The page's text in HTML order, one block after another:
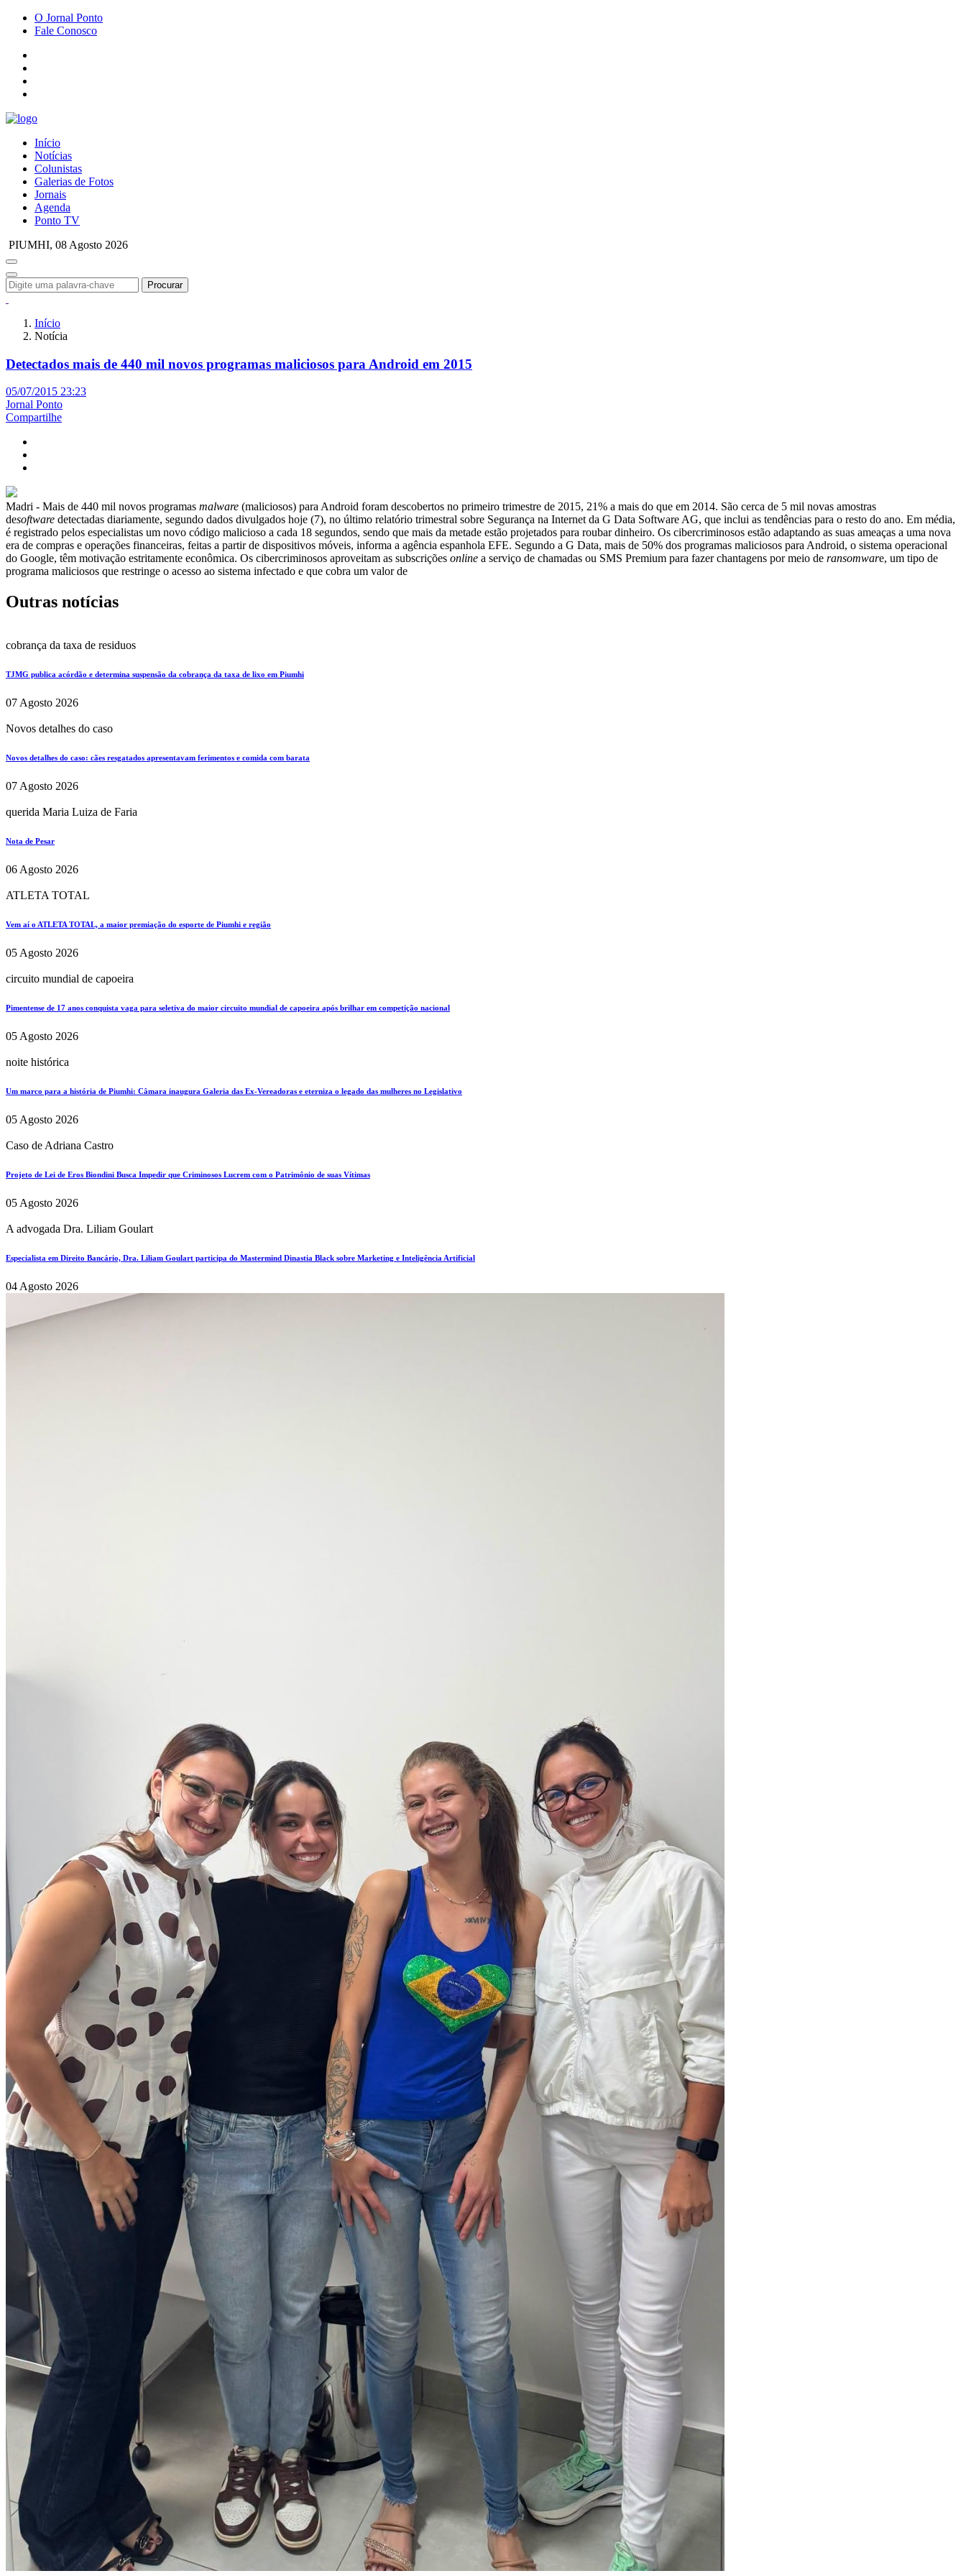
O Jornal Ponto
Fale Conosco
Início
Notícias
Colunistas
Galerias de Fotos
Jornais
Agenda
Ponto TV
PIUMHI, 08 Agosto 2026
Procurar
Início
Notícia
Detectados mais de 440 mil novos programas maliciosos para Android em 2015
05/07/2015 23:23
Jornal Ponto
Compartilhe
Madri - Mais de 440 mil novos programas malware (maliciosos) para Android foram descobertos no primeiro trimestre de 2015, 21% a mais do que em 2014. São cerca de 5 mil novas amostras
desoftware detectadas diariamente, segundo dados divulgados hoje (7), no último relatório trimestral sobre Segurança na Internet da G Data Software AG, que inclui as tendências para o resto do ano. Em média,
é registrado pelos especialistas um novo código malicioso a cada 18 segundos, sendo que mais da metade estão projetados para roubar dinheiro. Os cibercriminosos estão adaptando as suas ameaças a uma nova
era de compras e operações financeiras, feitas a partir de dispositivos móveis, informa a agência espanhola EFE. Segundo a G Data, mais de 50% dos programas maliciosos para Android, o sistema operacional
do Google, têm motivação estritamente econômica. Os cibercriminosos aproveitam as subscrições online a serviço de chamadas ou SMS Premium para fazer chantagens por meio de ransomware, um tipo de
programa maliciosos que restringe o acesso ao sistema infectado e que cobra um valor de
Outras notícias
cobrança da taxa de residuos
TJMG publica acórdão e determina suspensão da cobrança da taxa de lixo em Piumhi
07 Agosto 2026
Novos detalhes do caso
Novos detalhes do caso: cães resgatados apresentavam ferimentos e comida com barata
07 Agosto 2026
querida Maria Luiza de Faria
Nota de Pesar
06 Agosto 2026
ATLETA TOTAL
Vem aí o ATLETA TOTAL, a maior premiação do esporte de Piumhi e região
05 Agosto 2026
circuito mundial de capoeira
Pimentense de 17 anos conquista vaga para seletiva do maior circuito mundial de capoeira após brilhar em competição nacional
05 Agosto 2026
noite histórica
Um marco para a história de Piumhi: Câmara inaugura Galeria das Ex-Vereadoras e eterniza o legado das mulheres no Legislativo
05 Agosto 2026
Caso de Adriana Castro
Projeto de Lei de Eros Biondini Busca Impedir que Criminosos Lucrem com o Patrimônio de suas Vítimas
05 Agosto 2026
A advogada Dra. Liliam Goulart
Especialista em Direito Bancário, Dra. Liliam Goulart participa do Mastermind Dinastia Black sobre Marketing e Inteligência Artificial
04 Agosto 2026